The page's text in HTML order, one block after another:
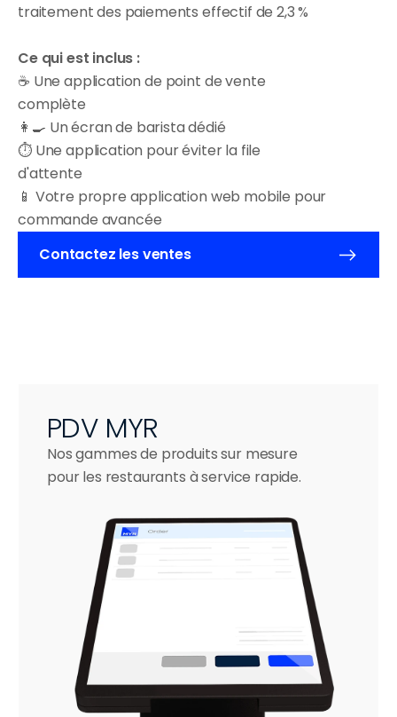
traitement des paiements effectif de 2,3 %
Ce qui est inclus :
☕ Une application de point de vente
complète
👩‍🍳 Un écran de barista dédié
⏱ Une application pour éviter la file
d'attente
📱 Votre propre application web mobile pour
commande avancée
Contactez les ventes
PDV MYR
Nos gammes de produits sur mesure
pour les restaurants à service rapide.